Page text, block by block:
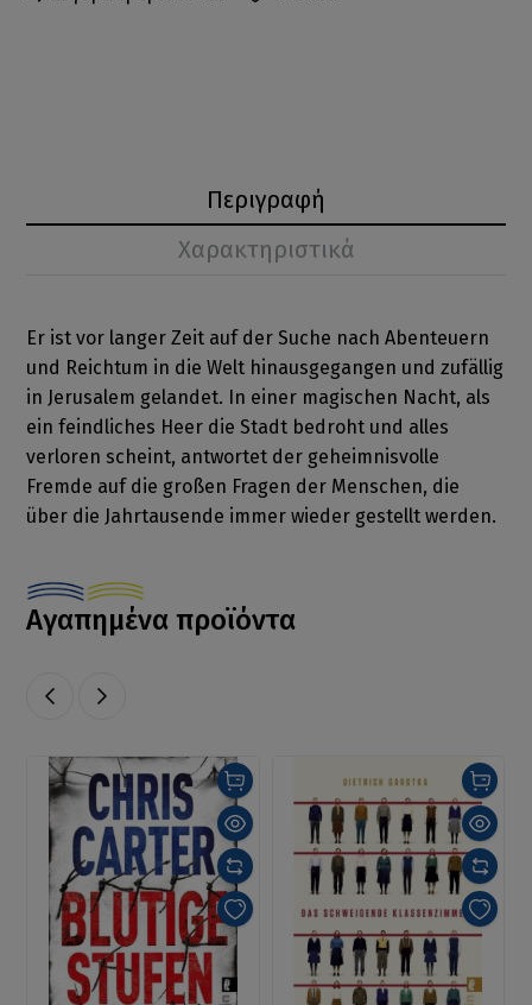
Περιγραφή
Χαρακτηριστικά
Er ist vor langer Zeit auf der Suche nach Abenteuern
und Reichtum in die Welt hinausgegangen und zufällig
in Jerusalem gelandet. In einer magischen Nacht, als
ein feindliches Heer die Stadt bedroht und alles
verloren scheint, antwortet der geheimnisvolle
Fremde auf die großen Fragen der Menschen, die
über die Jahrtausende immer wieder gestellt werden.
Αγαπημένα προϊόντα